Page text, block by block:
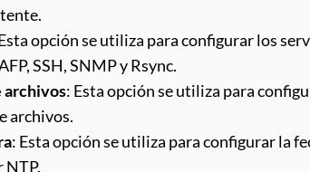
opción se utiliza para configurar los
SSH, SNMP y Rsync.
archivos: Esta opción se utiliza para
archivos.
: Esta opción se utiliza para configurar la
NTP.